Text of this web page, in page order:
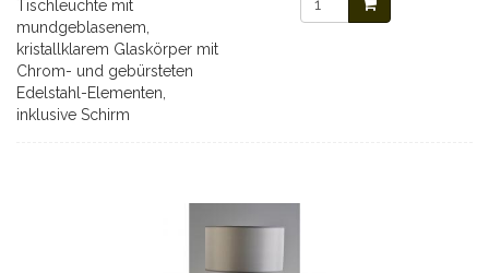
Tischleuchte mit
mundgeblasenem,
kristallklarem Glaskörper mit
Chrom- und gebürsteten
Edelstahl-Elementen,
inklusive Schirm